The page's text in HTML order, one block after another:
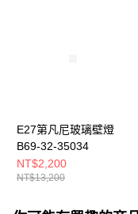
E27第凡尼玻璃壁燈
B69-32-35034
NT$2,200
NT$13,200